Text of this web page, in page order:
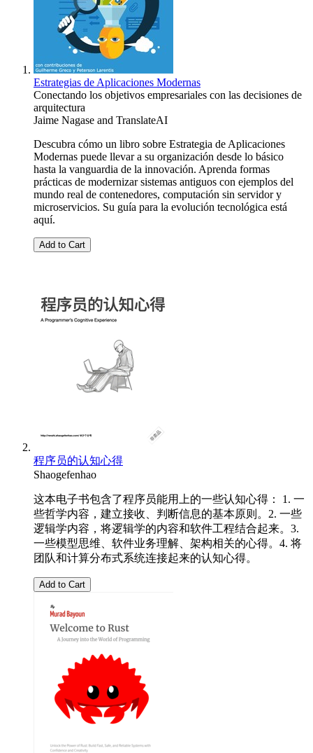
Estrategias de Aplicaciones Modernas
Conectando los objetivos empresariales con las decisiones de
arquitectura
Jaime Nagase and TranslateAI
Descubra cómo un libro sobre Estrategia de Aplicaciones
Modernas puede llevar a su organización desde lo básico
hasta la vanguardia de la innovación. Aprenda formas
prácticas de modernizar sistemas antiguos con ejemplos del
mundo real de contenedores, computación sin servidor y
microservicios. Su guía para la evolución tecnológica está
aquí.
Add to Cart
程序员的认知心得
Shaogefenhao
这本电子书包含了程序员能用上的一些认知心得： 1. 一
些哲学内容，建立接收、判断信息的基本原则。2. 一些
逻辑学内容，将逻辑学的内容和软件工程结合起来。3.
一些模型思维、软件业务理解、架构相关的心得。4. 将
团队和计算分布式系统连接起来的认知心得。
Add to Cart